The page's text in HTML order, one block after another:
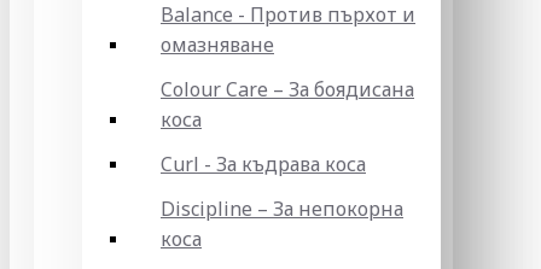
Balance - Против пърхот и
омазняване
Colour Care – За боядисана
коса
Curl - За къдрава коса
Discipline – За непокорна
коса